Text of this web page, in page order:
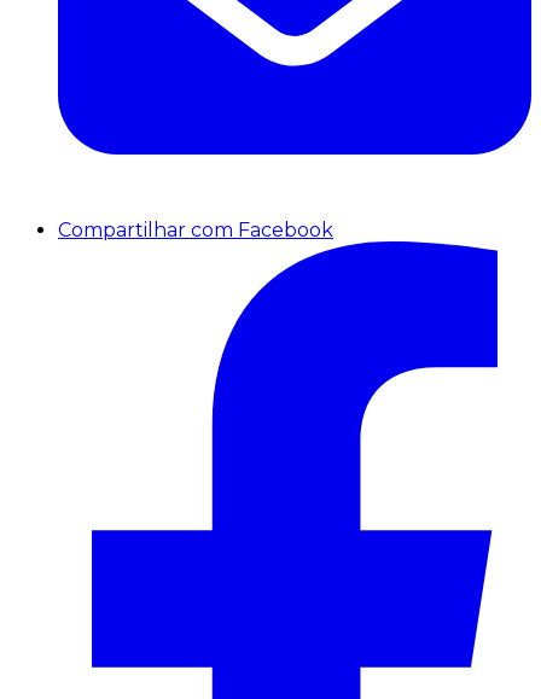
Compartilhar com Facebook